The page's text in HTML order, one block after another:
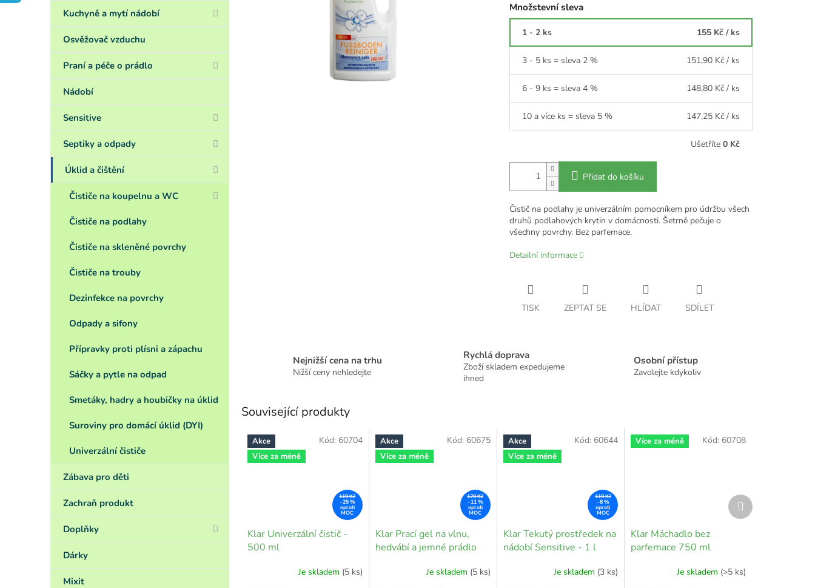
e
Kuchyně a mytí nádobí
Osvěžovač vzduchu
Praní a péče o prádlo
Nádobí
Sensitive
Septiky a odpady
Úklid a čištění
Čističe na koupelnu a WC
Čističe na podlahy
Čističe na skleněné povrchy
Čističe na trouby
Dezinfekce na povrchy
Odpady a sifony
Přípravky proti plísni a zápachu
Sáčky a pytle na odpad
Smetáky, hadry a houbičky na úklid
Suroviny pro domácí úklid (DYI)
Univerzální čističe
Zábava pro děti
Zachraň produkt
Doplňky
Dárky
Mixit
Množstevní sleva
1 - 2 ks 155 Kč / ks
3 - 5 ks = sleva 2 % 151,90 Kč / ks
6 - 9 ks = sleva 4 % 148,80 Kč / ks
10 a více ks = sleva 5 % 147,25 Kč / ks
Ušetříte 0 Kč
Přidat do košíku
Čistič na podlahy je univerzálním pomocníkem pro údržbu všech
druhů podlahových krytin v domácnosti. Šetrně pečuje o
všechny povrchy. Bez parfemace.
Detailní informace
TISK ZEPTAT SE HLÍDAT SDÍLET
Nejnižší cena na trhu
Nižší ceny nehledejte
Rychlá doprava
Zboží skladem expedujeme
ihned
Osobní přístup
Zavolejte kdykoliv
Související produkty
Akce
Více za méně
119 Kč
–25 %
Klar Univerzální čistič -
500 ml
Je skladem (5 ks)
Kód: 60704
Akce
Více za méně
179 Kč
–11 %
Klar Prací gel na vlnu,
hedvábí a jemné prádlo
Je skladem (5 ks)
Kód: 60675
Akce
Více za méně
119 Kč
–8 %
Klar Tekutý prostředek na
nádobí Sensitive - 1 l
Je skladem (3 ks)
Kód: 60644 Více za méně
Klar Máchadlo bez
parfemace 750 ml
Je skladem (>5 ks)
Kód: 60708
Další
produkt